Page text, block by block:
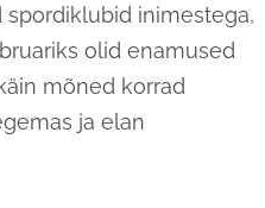
spordiklubid inimestega,
olid enamused
mõned korrad
ja elan